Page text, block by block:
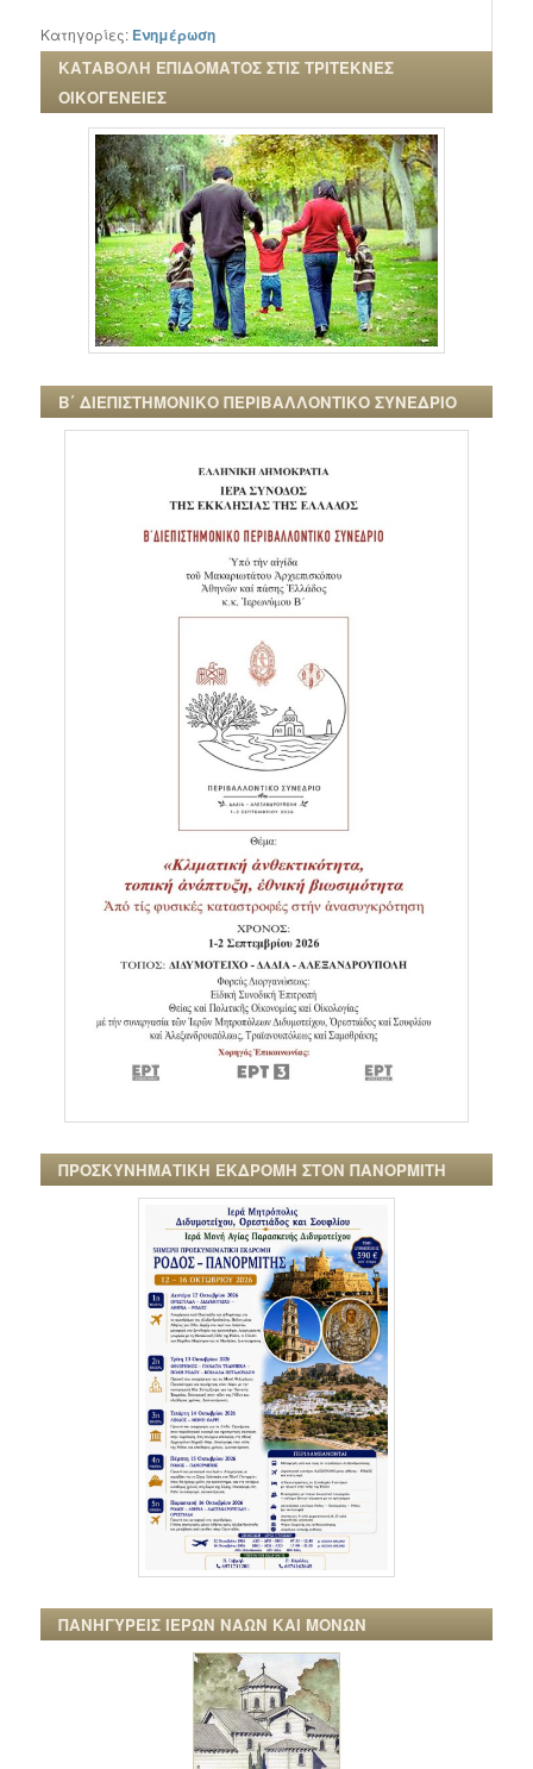
Κατηγορίες: Ενημέρωση
ΚΑΤΑΒΟΛΗ ΕΠΙΔΟΜΑΤΟΣ ΣΤΙΣ ΤΡΙΤΕΚΝΕΣ
ΟΙΚΟΓΕΝΕΙΕΣ
Β΄ ΔΙΕΠΙΣΤΗΜΟΝΙΚΟ ΠΕΡΙΒΑΛΛΟΝΤΙΚΟ ΣΥΝΕΔΡΙΟ
ΠΡΟΣΚΥΝΗΜΑΤΙΚΗ ΕΚΔΡΟΜΗ ΣΤΟΝ ΠΑΝΟΡΜΙΤΗ
ΠΑΝΗΓΥΡΕΙΣ ΙΕΡΩΝ ΝΑΩΝ ΚΑΙ ΜΟΝΩΝ